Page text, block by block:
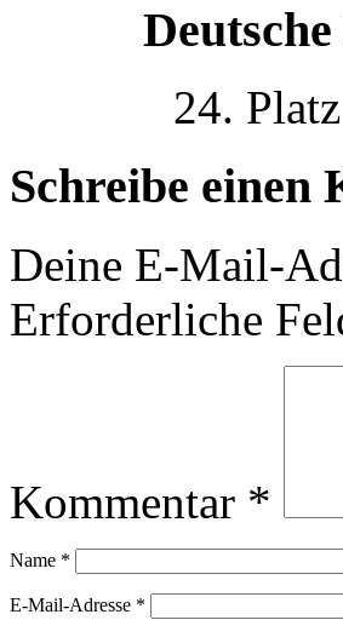
24.
Schreibe einen
Deine E-Mail-
Erforderliche
Kommentar *
Name *
E-Mail-Adresse *